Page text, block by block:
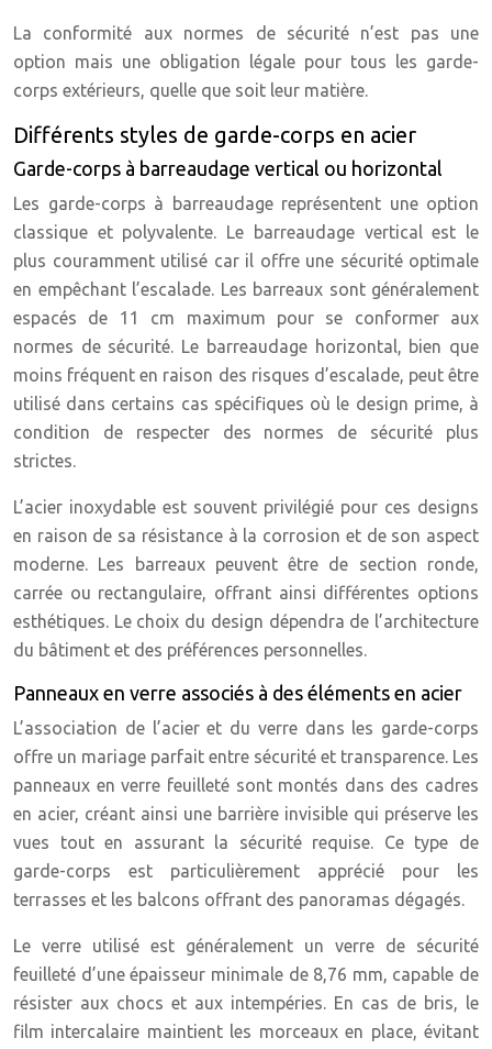
La conformité aux normes de sécurité n’est pas une
option mais une obligation légale pour tous les garde-
corps extérieurs, quelle que soit leur matière.
Différents styles de garde-corps en acier
Garde-corps à barreaudage vertical ou horizontal
Les garde-corps à barreaudage représentent une option
classique et polyvalente. Le barreaudage vertical est le
plus couramment utilisé car il offre une sécurité optimale
en empêchant l’escalade. Les barreaux sont généralement
espacés de 11 cm maximum pour se conformer aux
normes de sécurité. Le barreaudage horizontal, bien que
moins fréquent en raison des risques d’escalade, peut être
utilisé dans certains cas spécifiques où le design prime, à
condition de respecter des normes de sécurité plus
strictes.
L’acier inoxydable est souvent privilégié pour ces designs
en raison de sa résistance à la corrosion et de son aspect
moderne. Les barreaux peuvent être de section ronde,
carrée ou rectangulaire, offrant ainsi différentes options
esthétiques. Le choix du design dépendra de l’architecture
du bâtiment et des préférences personnelles.
Panneaux en verre associés à des éléments en acier
L’association de l’acier et du verre dans les garde-corps
offre un mariage parfait entre sécurité et transparence. Les
panneaux en verre feuilleté sont montés dans des cadres
en acier, créant ainsi une barrière invisible qui préserve les
vues tout en assurant la sécurité requise. Ce type de
garde-corps est particulièrement apprécié pour les
terrasses et les balcons offrant des panoramas dégagés.
Le verre utilisé est généralement un verre de sécurité
feuilleté d’une épaisseur minimale de 8,76 mm, capable de
résister aux chocs et aux intempéries. En cas de bris, le
film intercalaire maintient les morceaux en place, évitant